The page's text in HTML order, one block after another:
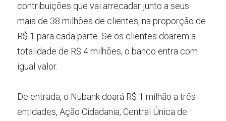
contribuições que vai arrecadar junto a seus
mais de 38 milhões de clientes, na proporção de
R$ 1 para cada parte. Se os clientes doarem a
totalidade de R$ 4 milhões, o banco entra com
igual valor.
De entrada, o Nubank doará R$ 1 milhão a três
entidades, Ação Cidadania, Central Única de